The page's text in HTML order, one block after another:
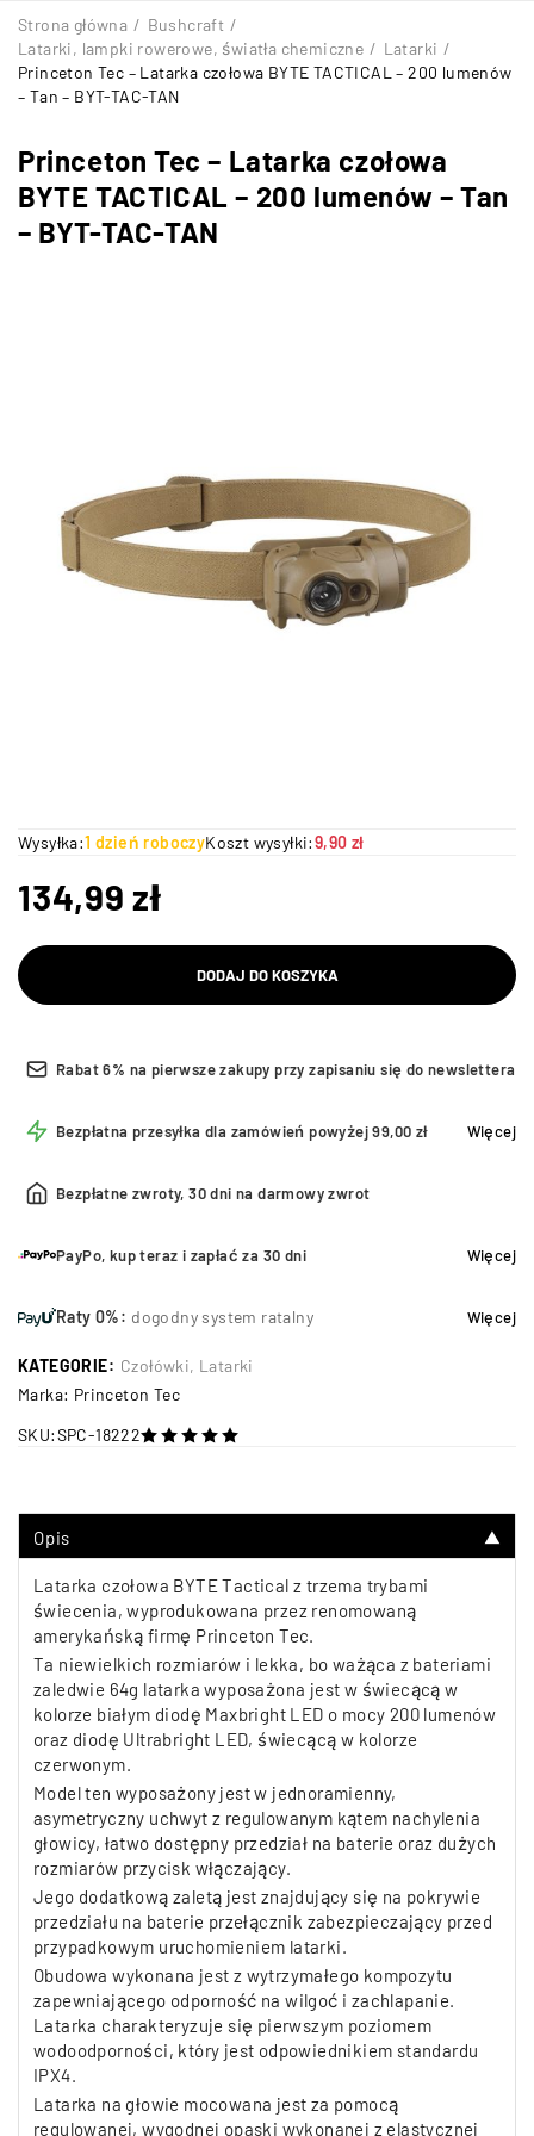
Princeton Tec – Latarka czołowa
BYTE TACTICAL – 200 lumenów – Tan
– BYT-TAC-TAN
Strona główna / Bushcraft /
Latarki, lampki rowerowe, światła chemiczne / Latarki /
Princeton Tec – Latarka czołowa BYTE TACTICAL – 200 lumenów
– Tan – BYT-TAC-TAN
Wysyłka:1 dzień roboczyKoszt wysyłki:9,90 zł
134,99zł
DODAJ DO KOSZYKA
Rabat 6% na pierwsze zakupy przy zapisaniu się do newslettera
Bezpłatna przesyłka dla zamówień powyżej 99,00 zł Więcej
Bezpłatne zwroty, 30 dni na darmowy zwrot
PayPo, kup teraz i zapłać za 30 dni Więcej
Raty 0%: dogodny system ratalny Więcej
KATEGORIE: Czołówki, Latarki
Marka: Princeton Tec
SKU:SPC-18222
Opis ▼
Latarka czołowa BYTE Tactical z trzema trybami
świecenia, wyprodukowana przez renomowaną
amerykańską firmę Princeton Tec.
Ta niewielkich rozmiarów i lekka, bo ważąca z bateriami
zaledwie 64g latarka wyposażona jest w świecącą w
kolorze białym diodę Maxbright LED o mocy 200 lumenów
oraz diodę Ultrabright LED, świecącą w kolorze
czerwonym.
Model ten wyposażony jest w jednoramienny,
asymetryczny uchwyt z regulowanym kątem nachylenia
głowicy, łatwo dostępny przedział na baterie oraz dużych
rozmiarów przycisk włączający.
Jego dodatkową zaletą jest znajdujący się na pokrywie
przedziału na baterie przełącznik zabezpieczający przed
przypadkowym uruchomieniem latarki.
Obudowa wykonana jest z wytrzymałego kompozytu
zapewniającego odporność na wilgoć i zachlapanie.
Latarka charakteryzuje się pierwszym poziomem
wodoodporności, który jest odpowiednikiem standardu
IPX4.
Latarka na głowie mocowana jest za pomocą
regulowanej, wygodnej opaski wykonanej z elastycznej